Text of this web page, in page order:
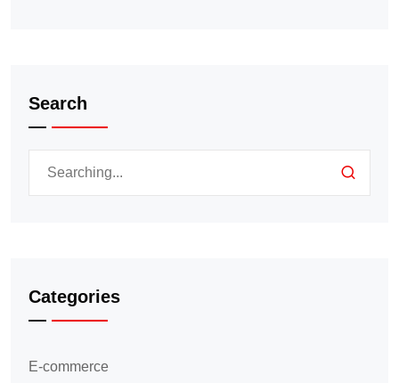
Search
Categories
E-commerce